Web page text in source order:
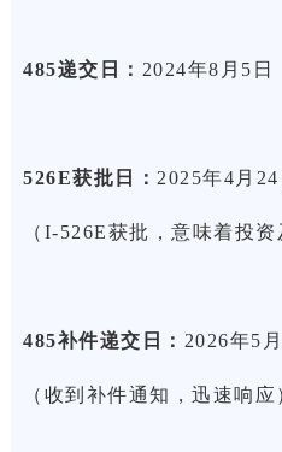
485递交日： 2024年8月5日
526E获批日： 2025年4月24
（I-526E获批，意味着投
485补件递交日： 2026年5
（收到补件通知，迅速响应